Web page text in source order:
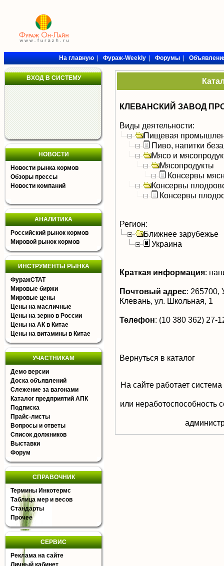
На главную|Фураж-Weekly|Форумы|
ВХОД В СИСТЕМУ
НОВОСТИ
Новости рынка кормов
Обзоры прессы
Новости компаний
АНАЛИТИКА
Российский рынок кормов
Мировой рынок кормов
ИНСТРУМЕНТЫ РЫНКА
ФуражСТАТ
Мировые биржи
Мировые цены
Цены на масличные
Цены на зерно в России
Цены на АК в Китае
Цены на витамины в Китае
УЧАСТНИКАМ
Демо версии
Доска объявлений
Слежение за вагонами
Каталог предприятий АПК
Подписка
Прайс-листы
Вопросы и ответы
Список должников
Выставки
Форум
СПРАВОЧНИК
Термины Инкотермс
Таблица мер и весов
Стандарты
Прочее
СЕРВИС
Реклама на сайте
Личный кабинет
КЛЕВАНСКИЙ ЗАВОД
Виды деятельности:
Пищевая
Пиво, напитки
Мясо и
Мясопродукты
Консервы
Консервы
Консервы
Регион:
Ближнее зарубежье
Украина
Краткая информация:
Почтовый адрес: 265700,
Клевань, ул. Школьная, 1
Телефон: (10 380 362) 27-
Вернуться в каталог
На сайте работает
или неработоспособность